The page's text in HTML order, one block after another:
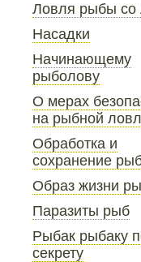
Ловля рыбы со
Насадки
Начинающему
рыболову
О мерах
на рыбной
Обработка и
сохранение
Образ жизни
Паразиты рыб
Рыбак рыбаку
секрету